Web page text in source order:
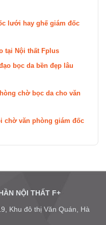
lưới hay ghế giám đốc
tại Nội thất Fplus
bọc da bền đẹp lâu
chờ bọc da cho văn
chờ văn phòng giám đốc
NỘI THẤT F+
Khu đô thị Văn Quán, Hà